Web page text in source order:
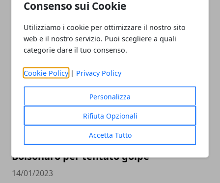
Consenso sui Cookie
Utilizziamo i cookie per ottimizzare il nostro sito
web e il nostro servizio. Puoi scegliere a quali
categorie dare il tuo consenso.
Cookie Policy | Privacy Policy
Personalizza
Rifiuta Opzionali
Accetta Tutto
ARTICOLI CORRELATI
Brasile: Corte Suprema indaga
Bolsonaro per tentato golpe
14/01/2023